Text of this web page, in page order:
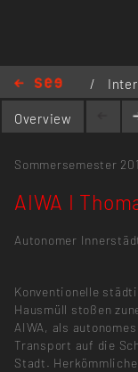
/
Thomas
Overview
Sommersemester
AIWA I
Autonomer
Konventionelle
Hausmüll stoßen
AIWA, als
Transport auf die
Stadt.